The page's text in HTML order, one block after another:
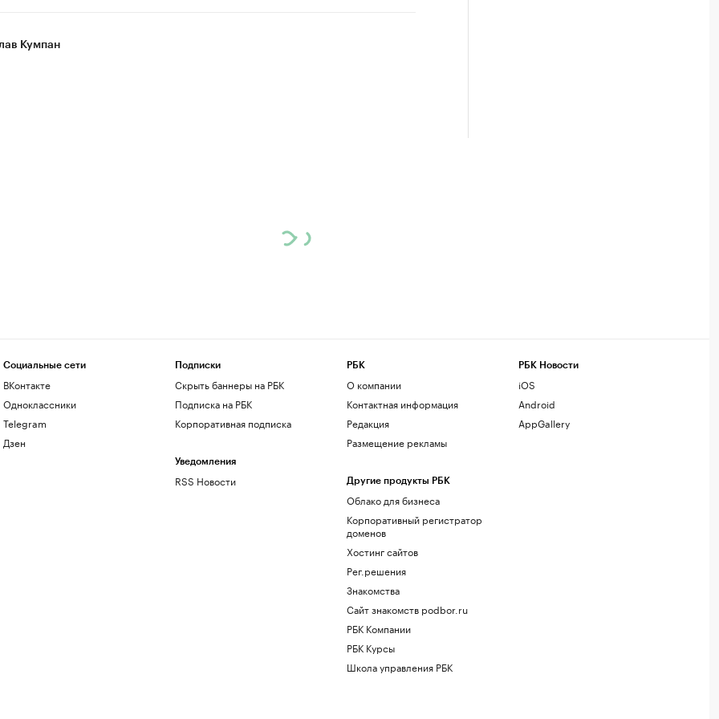
Кумпан
Социальные сети
ВКонтакте
Одноклассники
Telegram
Дзен
Подписки
Скрыть баннеры на РБК
Подписка на РБК
Корпоративная подписка
Уведомления
RSS Новости
РБК
О компании
Контактная информация
Редакция
Размещение рекламы
Другие продукты РБК
Облако для бизнеса
Корпоративный регистратор
доменов
Хостинг сайтов
Рег.решения
Знакомства
Сайт знакомств podbor.ru
РБК Компании
РБК Курсы
Школа управления РБК
РБК Новости
iOS
Android
AppGallery